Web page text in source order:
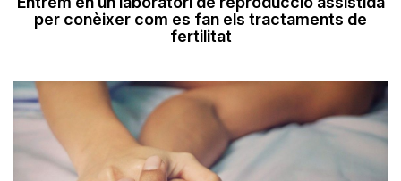
per conèixer com es fan els tractaments de
fertilitat